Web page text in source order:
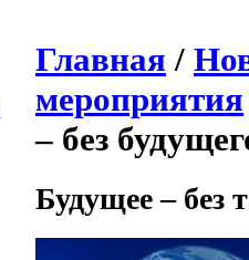
Главная /
мероприятия
– без
Будущее – без